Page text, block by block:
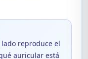
reproduce el
auricular está